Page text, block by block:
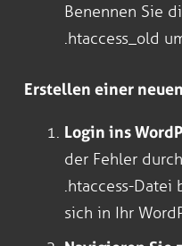
Benennen Sie
.htaccess_old
Erstellen einer
Login ins
der Fehler
.htaccess-Datei
sich in Ihr